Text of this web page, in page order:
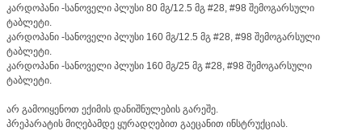
კარდოპანი -სანოველი პლუსი 80 მგ/12.5 მგ #28, #98 შემოგარსული
ტაბლეტი.
კარდოპანი -სანოველი პლუსი 160 მგ/12.5 მგ #28, #98 შემოგარსული
ტაბლეტი.
კარდოპანი -სანოველი პლუსი 160 მგ/25 მგ #28, #98 შემოგარსული
ტაბლეტი.
არ გამოიყენოთ ექიმის დანიშნულების გარეშე.
პრეპარატის მიღებამდე ყურადღებით გაეცანით ინსტრუქციას.